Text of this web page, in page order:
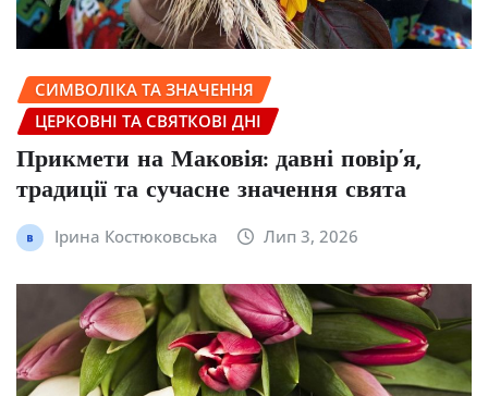
СИМВОЛІКА ТА ЗНАЧЕННЯ
ЦЕРКОВНІ ТА СВЯТКОВІ ДНІ
Прикмети на Маковія: давні повір’я,
традиції та сучасне значення свята
Ірина Костюковська Лип 3, 2026